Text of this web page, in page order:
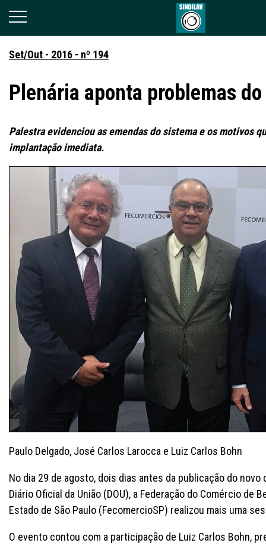
Set/Out - 2016 - nº 194
Plenária aponta problemas
Palestra evidenciou as emendas do sistema e os motivos
implantação imediata.
Paulo Delgado, José Carlos Larocca e Luiz Carlos Bohn
No dia 29 de agosto, dois dias antes da publicação do novo
Diário Oficial da União (DOU), a Federação do Comércio de
Estado de São Paulo (FecomercioSP) realizou mais uma
O evento contou com a participação de Luiz Carlos Bohn,